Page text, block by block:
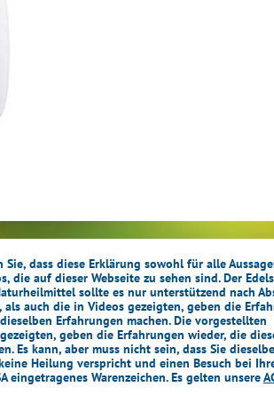
dass diese Erklärung sowohl für alle
die auf dieser Webseite zu sehen sind. Der
sollte es nur unterstützend nach
auch die in Videos gezeigten, geben die
Erfahrungen machen. Die vorgestellten
geben die Erfahrungen wieder, die
Es kann, aber muss nicht sein, dass Sie
Heilung verspricht und einen Besuch bei
Warenzeichen. Es gelten unsere